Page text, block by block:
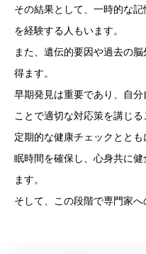
その結果として、一時的な
を経験する人もいます。
また、遺伝的要因や過去の
得ます。
早期発見は重要であり、自
ことで適切な対応策を講じる
定期的な健康チェックとと
眠時間を確保し、心身共に
ます。
そして、この段階で専門家へ